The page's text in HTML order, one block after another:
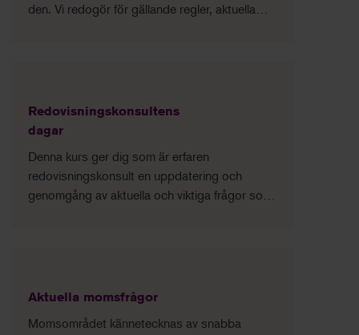
den. Vi redogör för gällande regler, aktuella
Redovisningskonsultens
dagar
Denna kurs ger dig som är erfaren
redovisningskonsult en uppdatering och
genomgång av aktuella och viktiga frågor som
Aktuella momsfrågor
Momsområdet kännetecknas av snabba